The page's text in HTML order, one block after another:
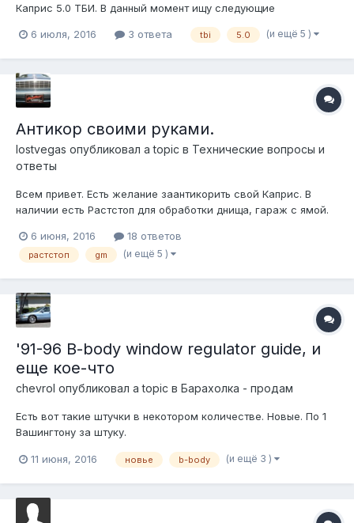
Каприс 5.0 ТБИ. В данный момент ищу следующие
котором через резинки висит резонатор. Сами резинки тоже
Каприсе на 5.0 ТБИ, б/у в хо...
6 июля, 2016 3 ответа tbi 5.0 (и ещё 5 )
Антикор своими руками.
lostvegas опубликовал a topic в Технические вопросы и
ответы
Всем привет. Есть желание заантикорить свой Каприс. В
наличии есть Растстоп для обработки днища, гараж с ямой.
поверхностная ржавчина на раме и локальные (в основном
поверхностные очаги ржавчины на кузове). Интересует
6 июня, 2016 18 ответов
растстоп gm (и ещё 5 )
'91-96 B-body window regulator guide, и
еще кое-что
chevrol опубликовал a topic в Барахолка - продам
Еcть вот такие штучки в некотором количеcтве. Новые. По 1
Вашингтону за штуку.
11 июня, 2016 новье b-body (и ещё 3 )